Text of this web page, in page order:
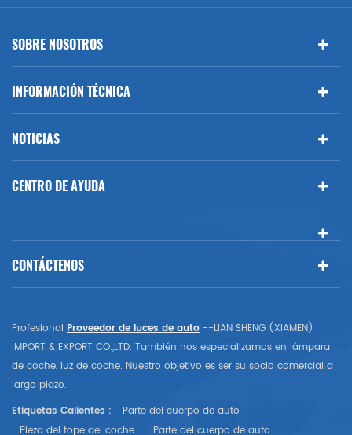
SOBRE NOSOTROS
INFORMACIÓN TÉCNICA
NOTICIAS
CENTRO DE AYUDA
CONTÁCTENOS
Profesional Proveedor de luces de auto --LIAN SHENG (XIAMEN)
IMPORT & EXPORT CO.,LTD. También nos especializamos en lámpara
de coche, luz de coche. Nuestro objetivo es ser su socio comercial a
largo plazo.
Etiquetas Calientes :
Parte del cuerpo de auto
Pieza del tope del coche
Parte del cuerpo de auto